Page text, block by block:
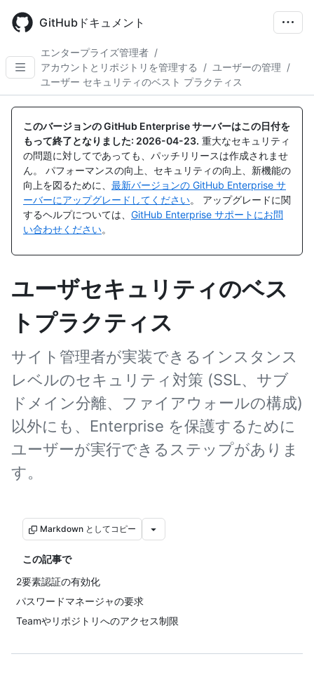
main
GitHubドキュメント
エンタープライズ管理者 /
アカウントとリポジトリを管理する
/ ユーザーの管理 /
ユーザー セキュリティのベスト プラクティス
このバージョンの GitHub Enterprise サーバーはこの日付を
もって終了となりました: 2026-04-23. 重大なセキュリティ
の問題に対してであっても、パッチリリースは作成されませ
ん。 パフォーマンスの向上、セキュリティの向上、新機能の
向上を図るために、 最新バージョンの GitHub Enterprise サ
ーバーにアップグレードしてください。 アップグレードに関
するヘルプについては、 GitHub Enterprise サポートにお問
い合わせください。
ユーザセキュリティのベス
トプラクティス
サイト管理者が実装できるインスタンス
レベルのセキュリティ対策 (SSL、サブ
ドメイン分離、ファイアウォールの構成)
以外にも、Enterprise を保護するために
ユーザーが実行できるステップがありま
す。
Markdown としてコピー
この記事で
2要素認証の有効化
パスワードマネージャの要求
Teamやリポジトリへのアクセス制限